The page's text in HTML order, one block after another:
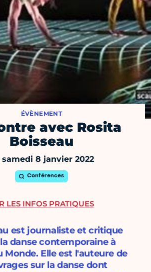
ÉVÈNEMENT
avec Rosita
Boisseau
samedi 8 janvier 2022
Conférences
est journaliste et critique
danse contemporaine à
Monde. Elle est l'auteure de
sur la danse dont
LES INFOS PRATIQUES